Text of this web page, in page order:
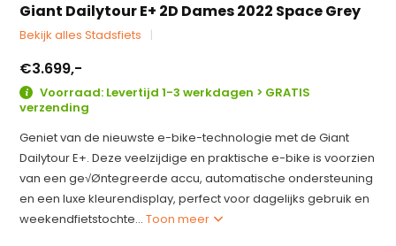
Giant Dailytour E+ 2D Dames 2022 Space Grey
Bekijk alles Stadsfiets
€3.699,-
Voorraad: Levertijd 1-3 werkdagen > GRATIS
verzending
Geniet van de nieuwste e-bike-technologie met de Giant
Dailytour E+. Deze veelzijdige en praktische e-bike is voorzien
van een ge√Øntegreerde accu, automatische ondersteuning
en een luxe kleurendisplay, perfect voor dagelijks gebruik en
weekendfietstochte...Toon meer